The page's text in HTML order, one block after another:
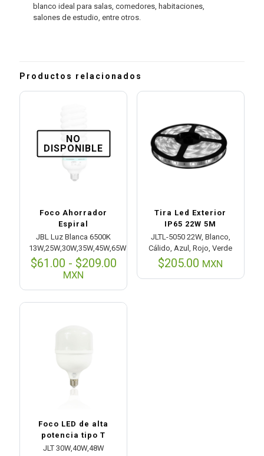
blanco ideal para salas, comedores, habitaciones,
salones de estudio, entre otros.
Productos relacionados
NO
DISPONIBLE
Foco Ahorrador
Espiral
JBL Luz Blanca 6500K
13W,25W,30W,35W,45W,65W
$61.00 - $209.00Rango
precios:
$61.00
MXN
Tira Led Exterior
IP65 22W 5M
JLTL-5050 22W, Blanco,
Cálido, Azul, Rojo, Verde
$205.00 MXN
Foco LED de alta
potencia tipo T
JLT 30W,40W,48W